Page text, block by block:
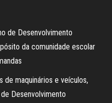
de Desenvolvimento
da comunidade escolar
de maquinários e veículos,
Desenvolvimento